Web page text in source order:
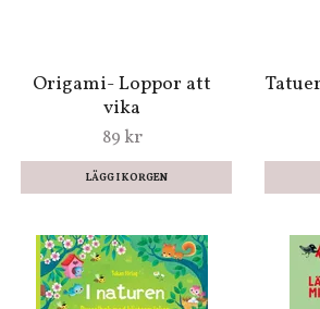
Många att välja bland
(Fraktfritt)
29 kr
LÄGG I KORGEN
Origami- Loppor att
vika